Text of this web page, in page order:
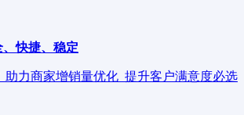
快捷、稳定
助力商家增销量优化_提升客户满意度必选